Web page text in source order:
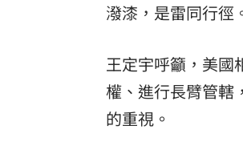
潑漆，是雷同行徑
王定宇呼籲，美國
權、進行長臂管轄
的重視。